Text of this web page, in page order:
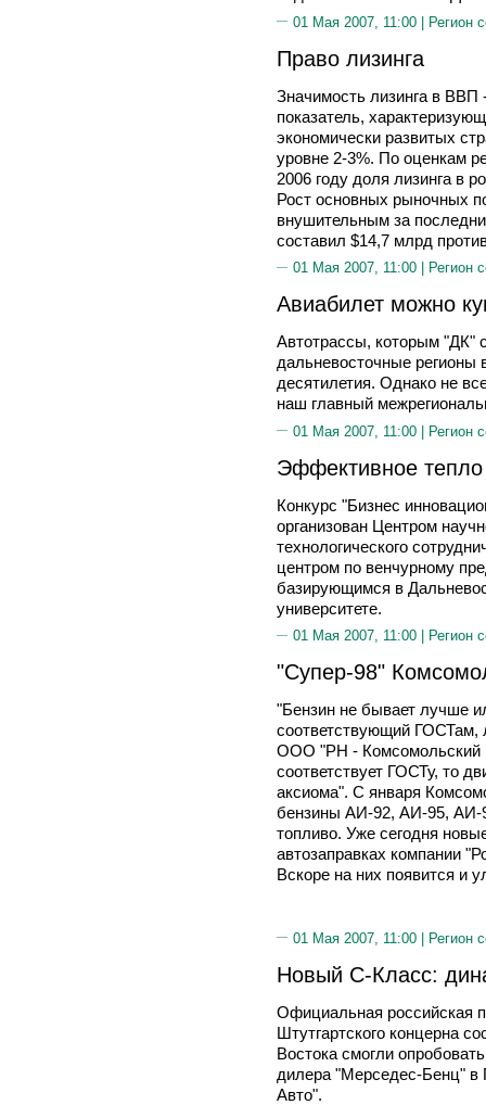
01 Мая 2007, 11:00 | Регион
Право лизинга
Значимость лизинга в ВВП
показатель,
экономически развитых
уровне 2-3%. По оценкам
2006 году доля лизинга в
Рост основных рыночных
внушительным за
составил $14,7 млрд
01 Мая 2007, 11:00 | Регион
Авиабилет можно
Автотрассы, которым "ДК"
дальневосточные
десятилетия. Однако не
наш главный
01 Мая 2007, 11:00 | Регион
Эффективное
Конкурс "Бизнес
организован Центром
технологического
центром по венчурному
базирующимся в
университете.
01 Мая 2007, 11:00 | Регион
"Супер-98"
"Бензин не бывает лучше
соответствующий ГОСТам,
ООО "РН -
соответствует ГОСТу, то
аксиома". С января
бензины АИ-92, АИ-95, АИ-
топливо. Уже сегодня
автозаправках компании
Вскоре на них появится и
01 Мая 2007, 11:00 | Регион
Новый С-Класс:
Официальная российская
Штутгартского концерна
Востока смогли
дилера "Мерседес-Бенц"
Авто".